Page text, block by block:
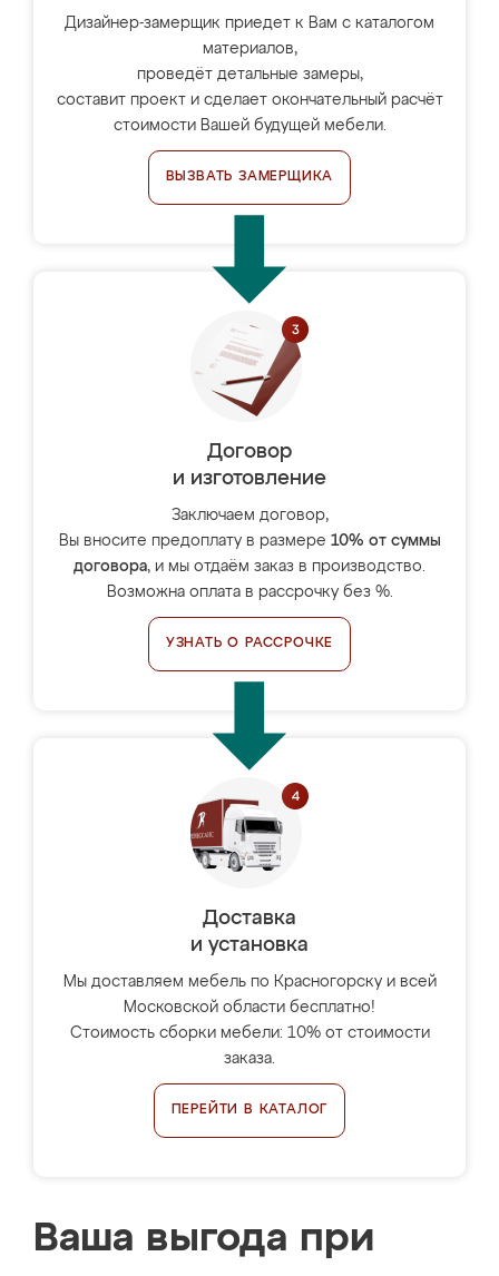
Дизайнер-замерщик приедет к Вам с каталогом
материалов,
проведёт детальные замеры,
составит проект и сделает окончательный расчёт
стоимости Вашей будущей мебели.
ВЫЗВАТЬ ЗАМЕРЩИКА
Договор
и изготовление
Заключаем договор,
Вы вносите предоплату в размере 10% от суммы
договора, и мы отдаём заказ в производство.
Возможна оплата в рассрочку без %.
УЗНАТЬ О РАССРОЧКЕ
Доставка
и установка
Мы доставляем мебель по Красногорску и всей
Московской области бесплатно!
Стоимость сборки мебели: 10% от стоимости
заказа.
ПЕРЕЙТИ В КАТАЛОГ
Ваша выгода при